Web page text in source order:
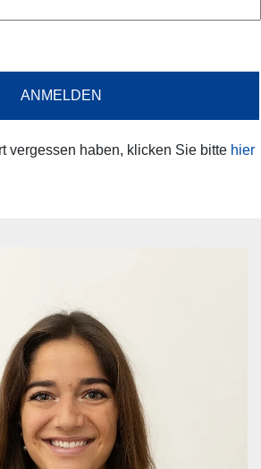
vergessen haben, klicken Sie bitte hier